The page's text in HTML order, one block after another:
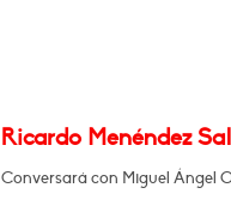
Ricardo Menéndez
Conversará con Miguel Ángel